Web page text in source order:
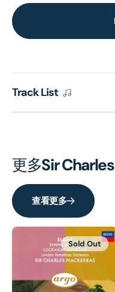
Track List
更多Sir
查看更多
Sold Out